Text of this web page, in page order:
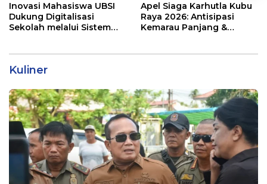
Inovasi Mahasiswa UBSI
Dukung Digitalisasi
Sekolah melalui Sistem
Apel Siaga Karhutla Kubu
Raya 2026: Antisipasi
Kemarau Panjang &
Kuliner